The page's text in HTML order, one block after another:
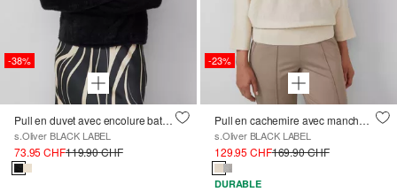
-38%
Pull en duvet avec encolure bateau
s.Oliver BLACK LABEL
73.95 CHF119.90 CHF
-23%
Pull en cachemire avec manches chauve-souris
s.Oliver BLACK LABEL
129.95 CHF169.90 CHF
DURABLE